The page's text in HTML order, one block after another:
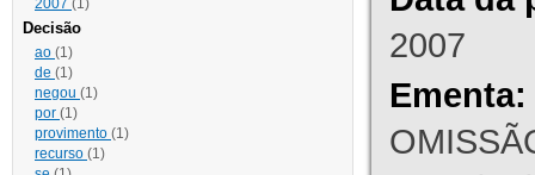
2007 (1)
Decisão
ao (1)
de (1)
negou (1)
por (1)
provimento (1)
recurso (1)
2007
Ementa: